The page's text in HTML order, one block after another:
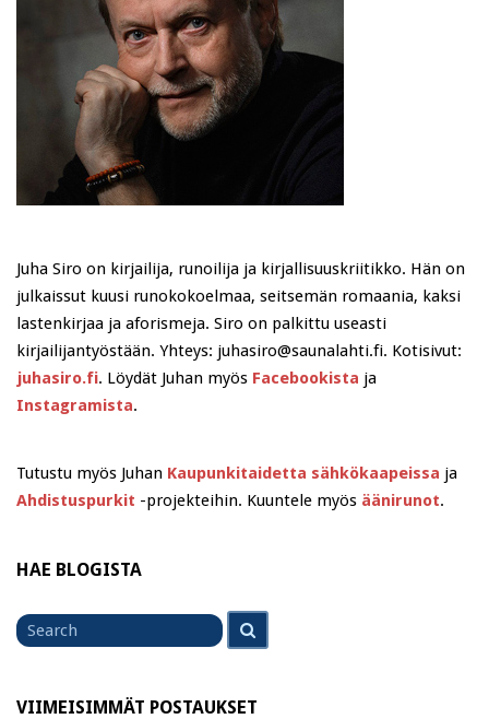
Juha Siro on kirjailija, runoilija ja kirjallisuuskriitikko. Hän on
julkaissut kuusi runokokoelmaa, seitsemän romaania, kaksi
lastenkirjaa ja aforismeja. Siro on palkittu useasti
kirjailijantyöstään. Yhteys: juhasiro@saunalahti.fi. Kotisivut:
juhasiro.fi. Löydät Juhan myös Facebookista ja
Instagramista.
Tutustu myös Juhan Kaupunkitaidetta sähkökaapeissa ja
Ahdistuspurkit -projekteihin. Kuuntele myös äänirunot.
HAE BLOGISTA
Search
for
VIIMEISIMMÄT POSTAUKSET